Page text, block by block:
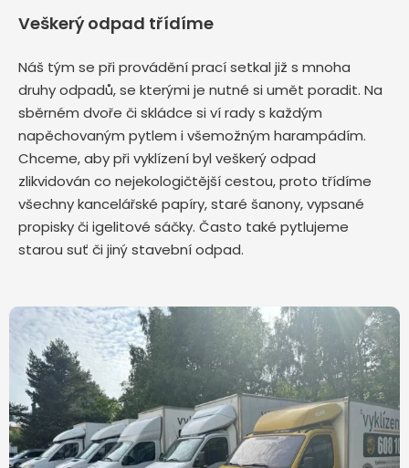
Veškerý odpad třídíme
Náš tým se při provádění prací setkal již s mnoha
druhy odpadů, se kterými je nutné si umět poradit. Na
sběrném dvoře či skládce si ví rady s každým
napěchovaným pytlem i všemožným harampádím.
Chceme, aby při vyklízení byl veškerý odpad
zlikvidován co nejekologičtější cestou, proto třídíme
všechny kancelářské papíry, staré šanony, vypsané
propisky či igelitové sáčky. Často také pytlujeme
starou suť či jiný stavební odpad.